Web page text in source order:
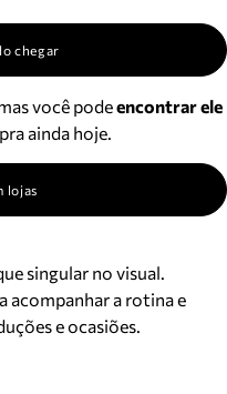
chegar
você podeencontrar ele
ainda hoje.
lojas
singular no visual.
acompanhar a rotina e
e ocasiões.